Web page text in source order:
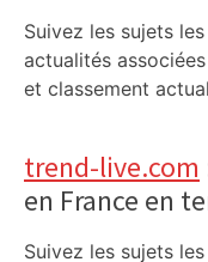
Suivez les sujets
actualités
et classement
trend-live.com
en France en
Suivez les sujets